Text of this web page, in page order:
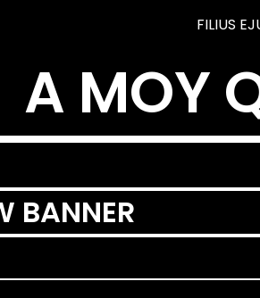
FILIUS
A MOY
BANNER